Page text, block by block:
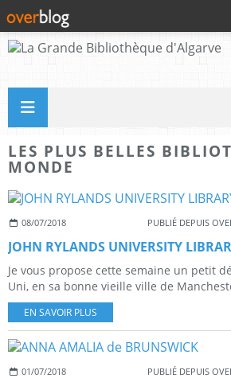
LES PLUS BELLES
MONDE
08/07/2018 PUBLIÉ DEPUIS
JOHN RYLANDS UNIVERSITY
Je vous propose cette semaine un petit
Uni, en sa bonne vieille ville de
EN SAVOIR PLUS
01/07/2018 PUBLIÉ DEPUIS